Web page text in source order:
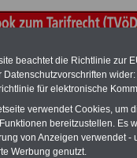
beachtet die Richtlinie zur
Datenschutzvorschriften
für elektronische
verwendet Cookies, um
bereitzustellen. Es
von Anzeigen verwendet
Werbung genutzt.